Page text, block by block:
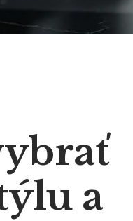
a